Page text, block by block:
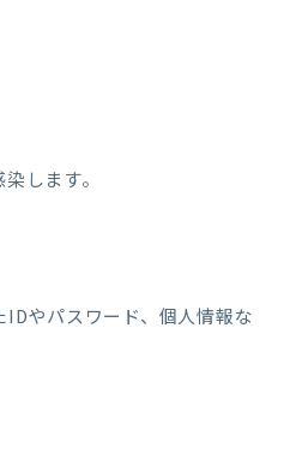
します。
やパスワード、個人情報な